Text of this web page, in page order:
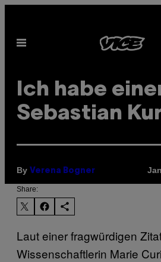
content
Open
Ich habe
Sebastian
By Verena Bogner
Share:
Laut einer fragwürdigen
Wissenschaftlerin Marie